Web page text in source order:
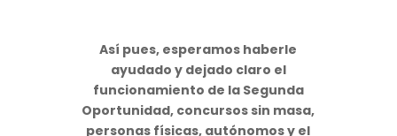
Así pues, esperamos haberle
ayudado y dejado claro el
funcionamiento de la Segunda
Oportunidad, concursos sin masa,
personas físicas, autónomos y el